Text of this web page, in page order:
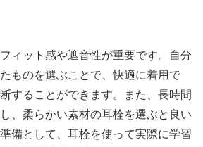
ィット感や遮音性が重要です。自分
ものを選ぶことで、快適に着用で
することができます。また、長時間
、柔らかい素材の耳栓を選ぶと良い
備として、耳栓を使って実際に学習